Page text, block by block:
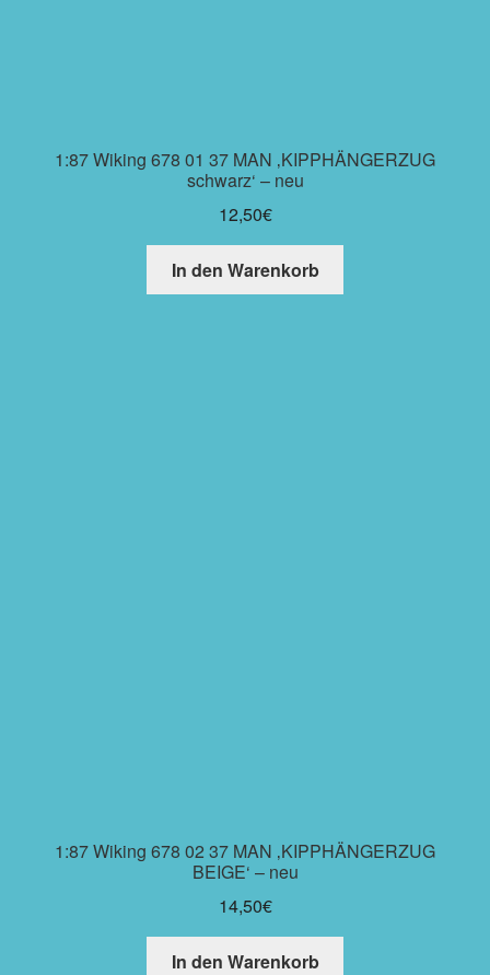
1:87 Wiking 678 01 37 MAN ‚KIPPHÄNGERZUG
schwarz‘ – neu
12,50€
In den Warenkorb
1:87 Wiking 678 02 37 MAN ‚KIPPHÄNGERZUG
BEIGE‘ – neu
14,50€
In den Warenkorb